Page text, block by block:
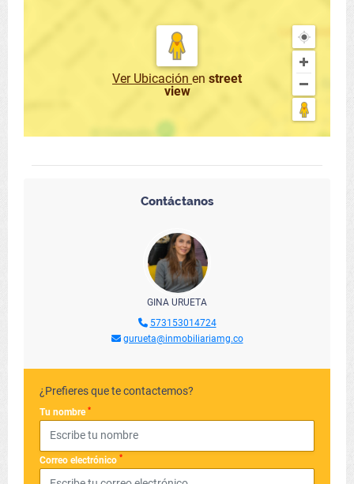
Ver Ubicación en street
view
Contáctanos
GINA URUETA
573153014724
gurueta@inmobiliariamg.co
¿Prefieres que te contactemos?
Tu nombre *
Correo electrónico *